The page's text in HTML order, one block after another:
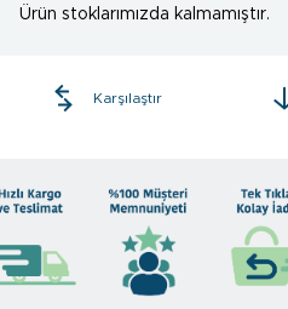
Ürün stoklarımızda kalmamıştır.
Karşılaştır